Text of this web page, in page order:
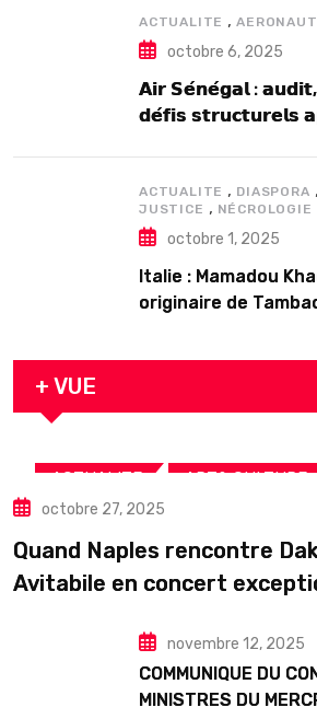
ACTUALITE ,
octobre 6, 2025
𝗔𝗶𝗿 𝗦𝗲́𝗻𝗲́𝗴𝗮𝗹 :
𝗱𝗲́𝗳𝗶𝘀 𝘀𝘁𝗿𝘂𝗰𝘁𝘂𝗿𝗲𝗹𝘀
ACTUALITE , DIASPORA ,
JUSTICE , NÉCROLOGIE
octobre 1, 2025
Italie : Mamadou
originaire de
arrestation
+ VUE
ACTUALITE ART& CULTURE
TOURISME
octobre 27, 2025
Quand Naples rencontre
Avitabile en concert
novembre 12, 2025
COMMUNIQUE DU
MINISTRES DU